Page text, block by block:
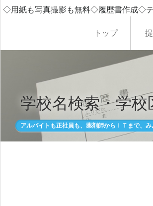
◇用紙も写真撮影も無料◇履歴書作成◇
トップ
学校名検索・学校
アルバイトも正社員も、薬剤師からＩＴまで、